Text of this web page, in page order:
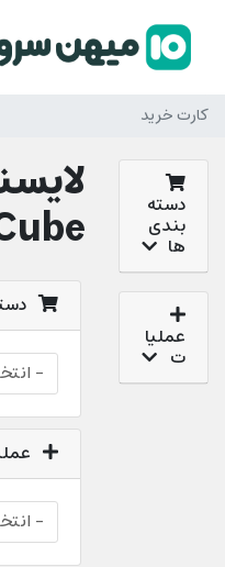
کارت خرید
دسته
بندی
ها
عملیا
ت